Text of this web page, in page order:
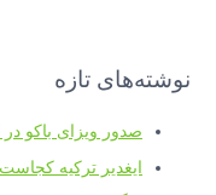
نوشته‌های تازه
صدور ویزای باکو در
ایغدیر ترکیه